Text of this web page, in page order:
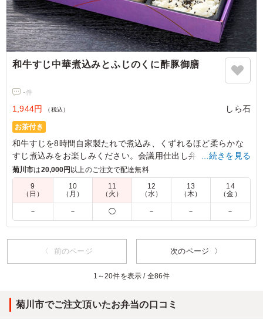
和牛すじ中華煮込みとふじのくに酢豚御膳
-件
1,944円 （税込） しら石
お茶付き
和牛すじを8時間自家製たれで煮込み、くずれるほど柔らかな
すじ煮込みをお楽しみください。会議用仕出し弁当にしら石の
中華弁当をお召し上がりください。
…続きを見る
菊川市は20,000円以上のご注文で配達無料
9
（日）
10
（月）
11
（火）
12
（水）
13
（木）
14
（金）
－ － ◯ － － －
〈 前のページ 次のページ 〉
1～20件を表示 / 全86件
菊川市でご注文頂いたお弁当の口コミ